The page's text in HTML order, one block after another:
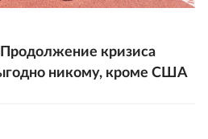
кризиса
никому, кроме США